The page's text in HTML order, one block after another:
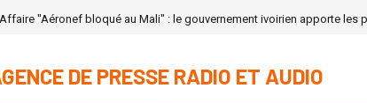
Affaire "Aéronef bloqué au Mali" : le gouvernement ivoirien apporte les
DE PRESSE RADIO ET AUDIO